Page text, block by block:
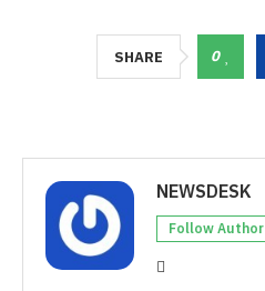
SHARE 0
NEWSDESK
Follow Author